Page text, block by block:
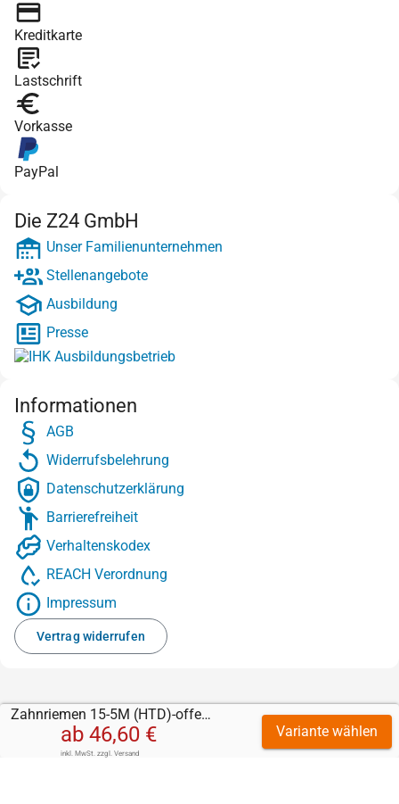
Zahnriemen 15-5M (HTD)-offen-Stahl mit Sylomer grün 5 mm
ab 46,60 €
inkl. MwSt. zzgl. Versand
Variante wählen
Kreditkarte
Lastschrift
Vorkasse
PayPal
Die Z24 GmbH
Unser Familienunternehmen
Stellenangebote
Ausbildung
Presse
Informationen
AGB
Widerrufsbelehrung
Datenschutzerklärung
Barrierefreiheit
Verhaltenskodex
REACH Verordnung
Impressum
Vertrag widerrufen